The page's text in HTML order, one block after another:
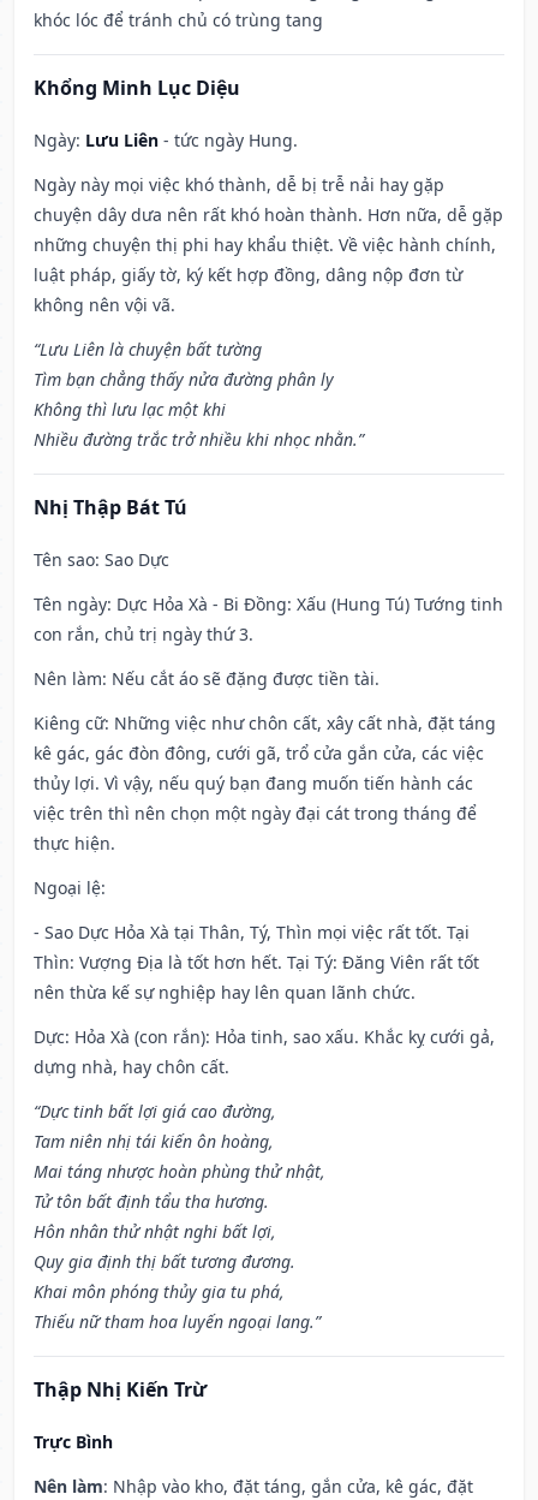
khóc lóc để tránh chủ có trùng tang
Khổng Minh Lục Diệu
Ngày: Lưu Liên - tức ngày Hung.
Ngày này mọi việc khó thành, dễ bị trễ nải hay gặp
chuyện dây dưa nên rất khó hoàn thành. Hơn nữa, dễ gặp
những chuyện thị phi hay khẩu thiệt. Về việc hành chính,
luật pháp, giấy tờ, ký kết hợp đồng, dâng nộp đơn từ
không nên vội vã.
“Lưu Liên là chuyện bất tường
Tìm bạn chẳng thấy nửa đường phân ly
Không thì lưu lạc một khi
Nhiều đường trắc trở nhiều khi nhọc nhằn.”
Nhị Thập Bát Tú
Tên sao: Sao Dực
Tên ngày: Dực Hỏa Xà - Bi Đồng: Xấu (Hung Tú) Tướng tinh
con rắn, chủ trị ngày thứ 3.
Nên làm: Nếu cắt áo sẽ đặng được tiền tài.
Kiêng cữ: Những việc như chôn cất, xây cất nhà, đặt táng
kê gác, gác đòn đông, cưới gã, trổ cửa gắn cửa, các việc
thủy lợi. Vì vậy, nếu quý bạn đang muốn tiến hành các
việc trên thì nên chọn một ngày đại cát trong tháng để
thực hiện.
Ngoại lệ:
- Sao Dực Hỏa Xà tại Thân, Tý, Thìn mọi việc rất tốt. Tại
Thìn: Vượng Địa là tốt hơn hết. Tại Tý: Đăng Viên rất tốt
nên thừa kế sự nghiệp hay lên quan lãnh chức.
Dực: Hỏa Xà (con rắn): Hỏa tinh, sao xấu. Khắc kỵ cưới gả,
dựng nhà, hay chôn cất.
“Dực tinh bất lợi giá cao đường,
Tam niên nhị tái kiến ôn hoàng,
Mai táng nhược hoàn phùng thử nhật,
Tử tôn bất định tẩu tha hương.
Hôn nhân thử nhật nghi bất lợi,
Quy gia định thị bất tương đương.
Khai môn phóng thủy gia tu phá,
Thiếu nữ tham hoa luyến ngoại lang.”
Thập Nhị Kiến Trừ
Trực Bình
Nên làm: Nhập vào kho, đặt táng, gắn cửa, kê gác, đặt